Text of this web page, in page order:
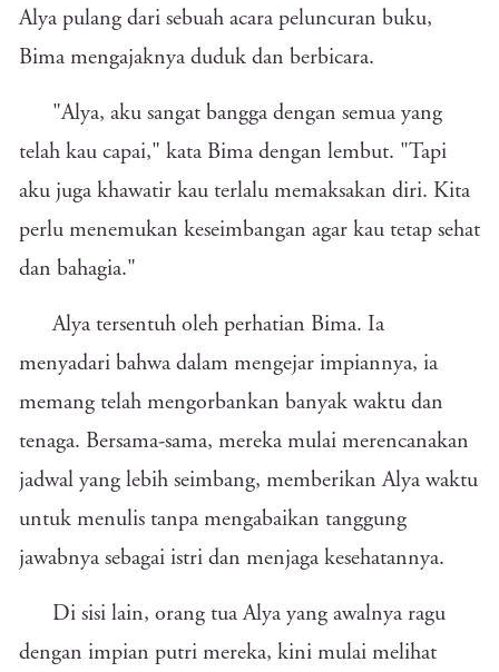
Alya pulang dari sebuah acara peluncuran buku,
Bima mengajaknya duduk dan berbicara.
"Alya, aku sangat bangga dengan semua yang
telah kau capai," kata Bima dengan lembut. "Tapi
aku juga khawatir kau terlalu memaksakan diri. Kita
perlu menemukan keseimbangan agar kau tetap sehat
dan bahagia."
Alya tersentuh oleh perhatian Bima. Ia
menyadari bahwa dalam mengejar impiannya, ia
memang telah mengorbankan banyak waktu dan
tenaga. Bersama-sama, mereka mulai merencanakan
jadwal yang lebih seimbang, memberikan Alya waktu
untuk menulis tanpa mengabaikan tanggung
jawabnya sebagai istri dan menjaga kesehatannya.
Di sisi lain, orang tua Alya yang awalnya ragu
dengan impian putri mereka, kini mulai melihat